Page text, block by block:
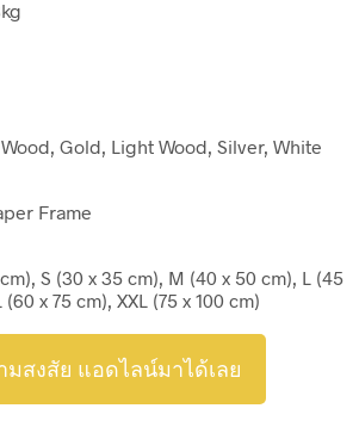
Gold, Light Wood, Silver, White
Frame
S (30 x 35 cm), M (40 x 50 cm), L (45
x 75 cm), XXL (75 x 100 cm)
มสงสัย แอดไลน์มาได้เลย